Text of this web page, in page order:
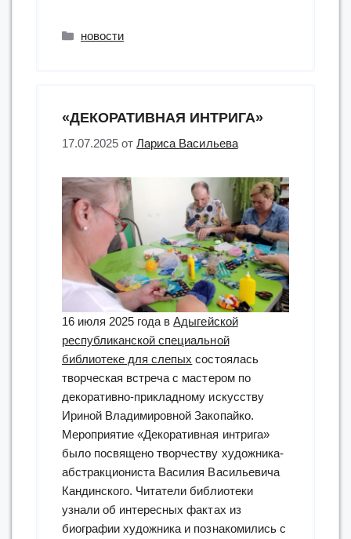
Рубрики
новости
«ДЕКОРАТИВНАЯ ИНТРИГА»
17.07.2025 отЛариса Васильева
16 июля 2025 года вАдыгейской
республиканской специальной
библиотеке для слепых состоялась
творческая встреча с мастером по
декоративно-прикладному искусству
Ириной Владимировной Закопайко.
Мероприятие «Декоративная интрига»
было посвящено творчеству художника-
абстракциониста Василия Васильевича
Кандинского. Читатели библиотеки
узнали об интересных фактах из
биографии художника и познакомились с